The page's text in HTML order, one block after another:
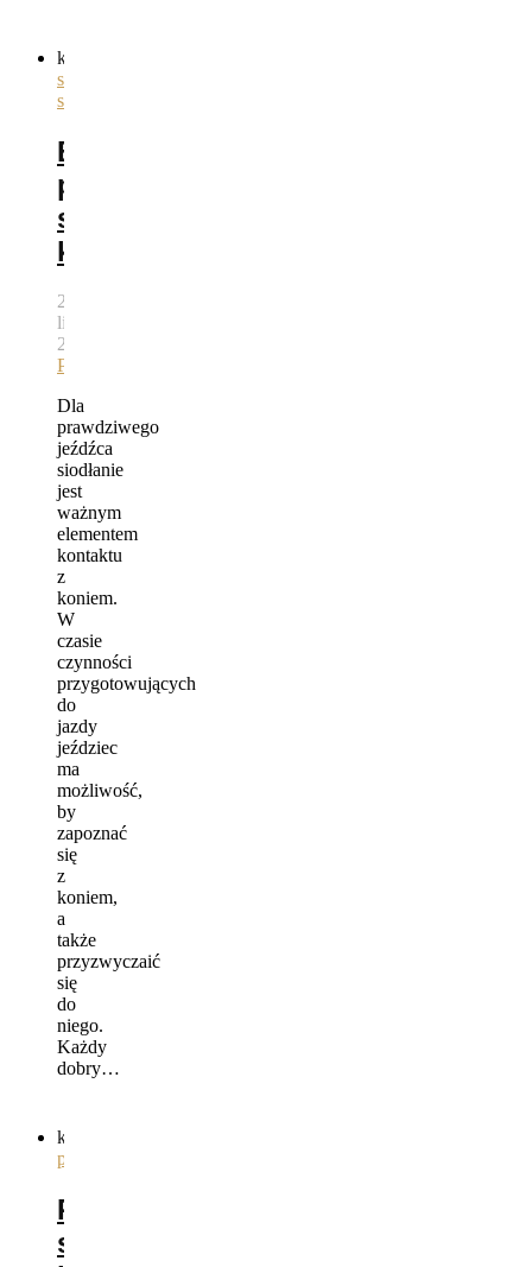
kategorie
siodła
sprzęt
Błędy
przy
siodłaniu
konia
26
lipca,
2015
Pawlik
Dla
prawdziwego
jeźdźca
siodłanie
jest
ważnym
elementem
kontaktu
z
koniem.
W
czasie
czynności
przygotowujących
do
jazdy
jeździec
ma
możliwość,
by
zapoznać
się
z
koniem,
a
także
przyzwyczaić
się
do
niego.
Każdy
dobry…
kategorie
pielęgnacja
Podstawowe
schorzenia